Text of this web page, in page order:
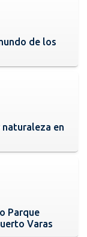
de los
naturaleza en
Parque
Varas